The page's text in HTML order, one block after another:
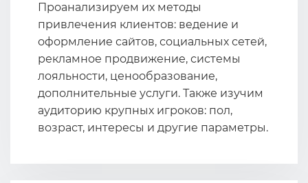
Проанализируем их методы
привлечения клиентов: ведение и
оформление сайтов, социальных сетей,
рекламное продвижение, системы
лояльности, ценообразование,
дополнительные услуги. Также изучим
аудиторию крупных игроков: пол,
возраст, интересы и другие параметры.